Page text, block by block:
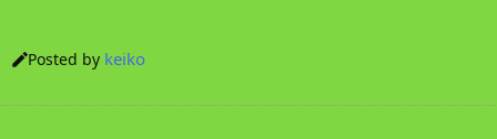
Posted by keiko